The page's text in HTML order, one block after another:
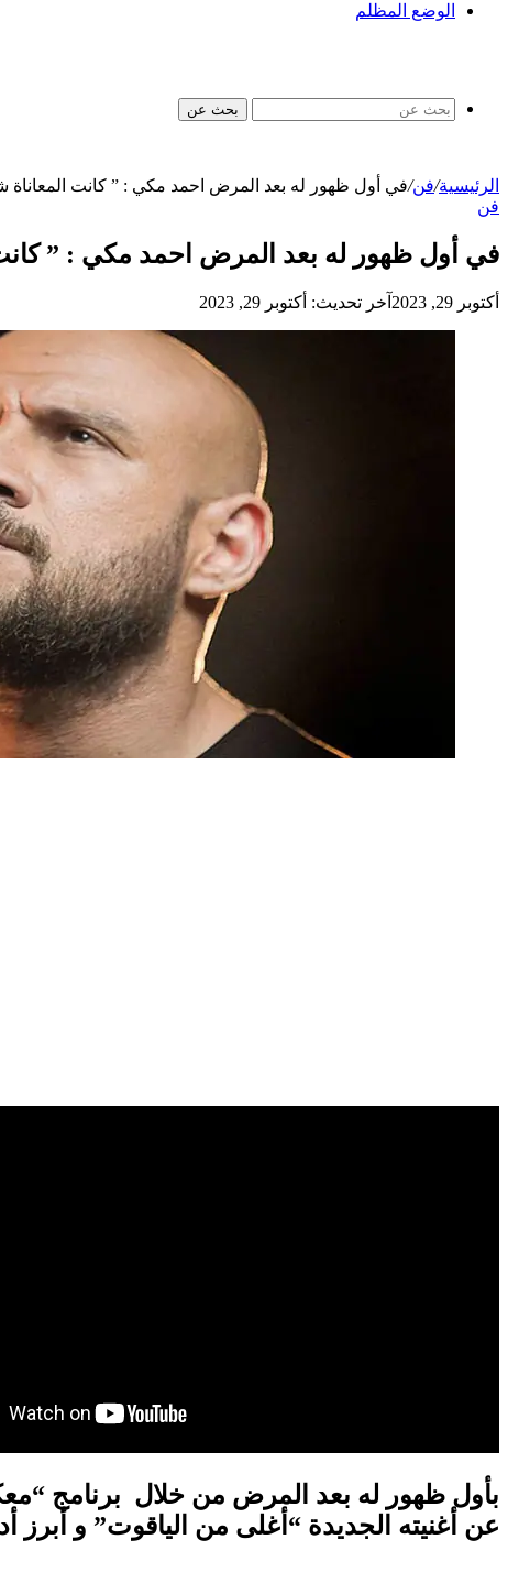
الوضع المظلم
بحث عن
الرئيسية/فن/في أول ظهور له بعد المرض احمد مكي : ” كانت المعاناة
فن
في أول ظهور له بعد المرض احمد مكي : ”
أكتوبر 29, 2023 آخر تحديث: أكتوبر 29, 2023
عن أغنيته الجديدة “أغلى من الياقوت” و أبرز